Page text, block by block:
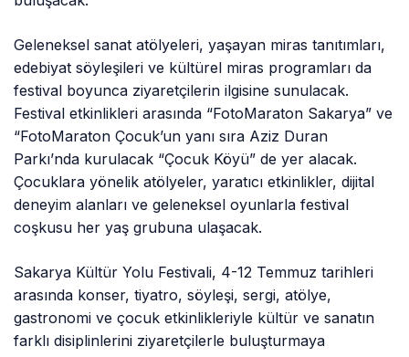
Geleneksel sanat atölyeleri, yaşayan miras tanıtımları,
edebiyat söyleşileri ve kültürel miras programları da
festival boyunca ziyaretçilerin ilgisine sunulacak.
Festival etkinlikleri arasında “FotoMaraton Sakarya” ve
“FotoMaraton Çocuk’un yanı sıra Aziz Duran
Parkı’nda kurulacak “Çocuk Köyü” de yer alacak.
Çocuklara yönelik atölyeler, yaratıcı etkinlikler, dijital
deneyim alanları ve geleneksel oyunlarla festival
coşkusu her yaş grubuna ulaşacak.
Sakarya Kültür Yolu Festivali, 4-12 Temmuz tarihleri
arasında konser, tiyatro, söyleşi, sergi, atölye,
gastronomi ve çocuk etkinlikleriyle kültür ve sanatın
farklı disiplinlerini ziyaretçilerle buluşturmaya